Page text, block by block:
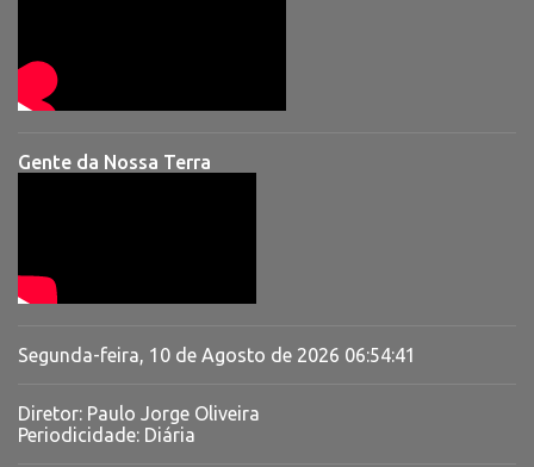
Gente da Nossa Terra
Segunda-feira, 10 de Agosto de 2026 06:54:42
Diretor: Paulo Jorge Oliveira
Periodicidade: Diária